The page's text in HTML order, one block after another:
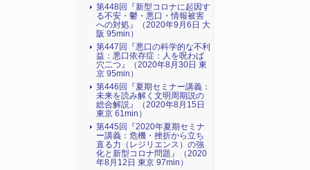
第448回『新型コロナに起因す
る不安・鬱・悪口・情報被害
への対処』（2020年9月6日 大
阪 95min）
第447回『悪口の科学的な不利
益：悪口依存症：人を呪わば
穴二つ』（2020年8月30日 東
京 95min）
第446回『夏期セミナー講義：
未来を読み解く文明周期説の
総合解説』（2020年8月15日
東京 61min）
第445回『2020年夏期セミナ
ー講義：危機・挫折から立ち
直る力（レジリエンス）の強
化と新型コロナ問題』（2020
年8月12日 東京 97min）